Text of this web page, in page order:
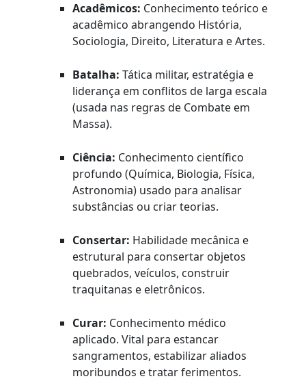
Acadêmicos: Conhecimento teórico e
acadêmico abrangendo História,
Sociologia, Direito, Literatura e Artes.
Batalha: Tática militar, estratégia e
liderança em conflitos de larga escala
(usada nas regras de Combate em
Massa).
Ciência: Conhecimento científico
profundo (Química, Biologia, Física,
Astronomia) usado para analisar
substâncias ou criar teorias.
Consertar: Habilidade mecânica e
estrutural para consertar objetos
quebrados, veículos, construir
traquitanas e eletrônicos.
Curar: Conhecimento médico
aplicado. Vital para estancar
sangramentos, estabilizar aliados
moribundos e tratar ferimentos.